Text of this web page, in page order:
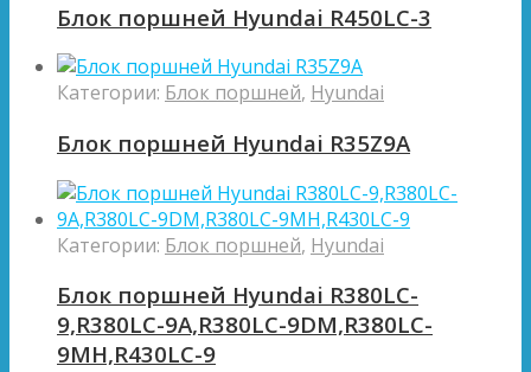
Блок поршней Hyundai R450LC-3
Категории: Блок поршней, Hyundai
Блок поршней Hyundai R35Z9A
Категории: Блок поршней, Hyundai
Блок поршней Hyundai R380LC-
9,R380LC-9A,R380LC-9DM,R380LC-
9MH,R430LC-9